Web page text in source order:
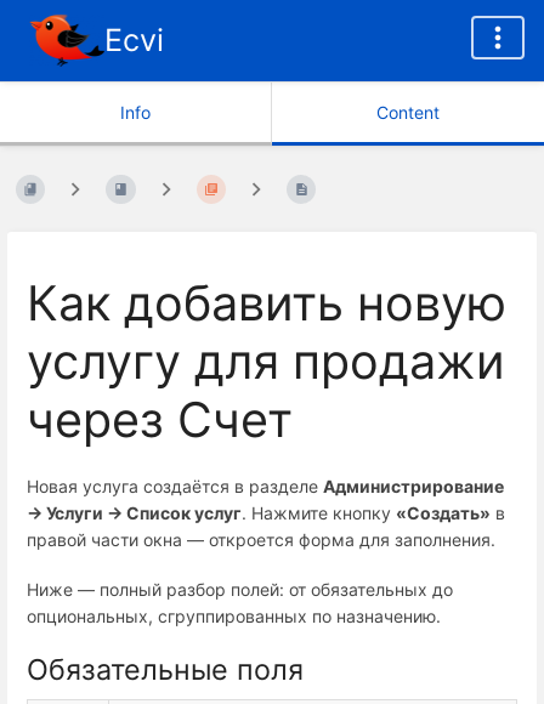
Ecvi
Info Content
Как добавить новую
услугу для продажи
через Счет
Новая услуга создаётся в разделе Администрирование
→ Услуги → Список услуг. Нажмите кнопку «Создать» в
правой части окна — откроется форма для заполнения.
Ниже — полный разбор полей: от обязательных до
опциональных, сгруппированных по назначению.
Обязательные поля